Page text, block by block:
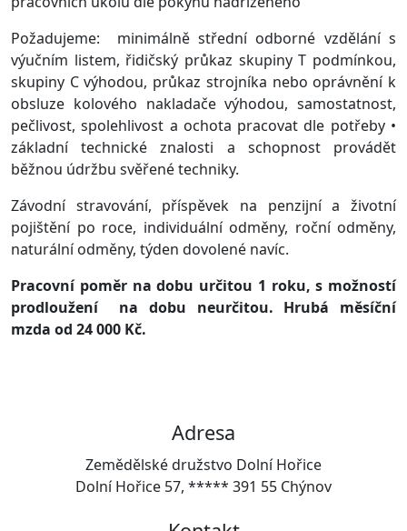
Požadujeme: minimálně střední odborné vzdělání s
výučním listem, řidičský průkaz skupiny T podmínkou,
skupiny C výhodou, průkaz strojníka nebo oprávnění k
obsluze kolového nakladače výhodou, samostatnost,
pečlivost, spolehlivost a ochota pracovat dle potřeby •
základní technické znalosti a schopnost provádět
běžnou údržbu svěřené techniky.
Závodní stravování, příspěvek na penzijní a životní
pojištění po roce, individuální odměny, roční odměny,
naturální odměny, týden dovolené navíc.
Pracovní poměr na dobu určitou 1 roku, s možností
prodloužení na dobu neurčitou. Hrubá měsíční
mzda od 24 000 Kč.
Adresa
Zemědělské družstvo Dolní Hořice
Dolní Hořice 57, ***** 391 55 Chýnov